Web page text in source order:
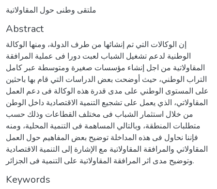
ملتقى وطنى حول المقاولاتية
Abstract
إن الوكالات التي تم إنشائها من طرف الدولة، ومنها الوكالة
الوطنية لدعم تشغيل الشباب لعبت دورا فى عملية المرافقة
المقاولاتية من اجل إنشاء مؤسسات صغيرة ومتوسطة عبر كامل
التراب الوطني، حيث أوضحت بعض الدراسات التي قام بها باحثين
على المستوى الوطني على مدى قدرة هذه الوكالة فى دعم العمل
المقاولاتي، الذي يعمل على تشجيع التنمية الاقتصادية داخل الوطن
من خلال استثمار الشباب فى مختلف القطاعات وذلك حسب
متطلبات المنطقة، وبالتالي المساهمة فى التنمية المحلية، ومنه
فإننا نحاول فى هذه المداخلة توضيح بعض المفاهيم حول العمل
المقاولاتي والمرافقة المقاولاتية مع الإشارة إلى التنمية الاقتصادية
وتوضيح مدى اثر المرافقة المقاولاتية على التنمية فى الجزائر.
Keywords